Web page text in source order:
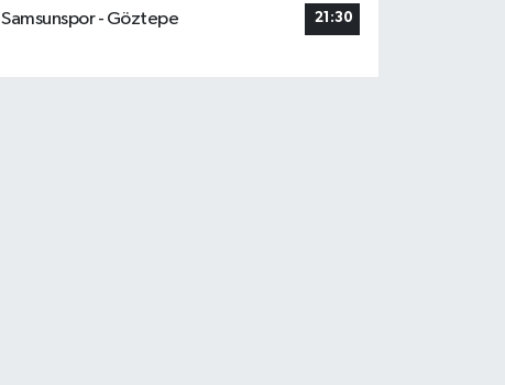
Samsunspor - Göztepe
21:30